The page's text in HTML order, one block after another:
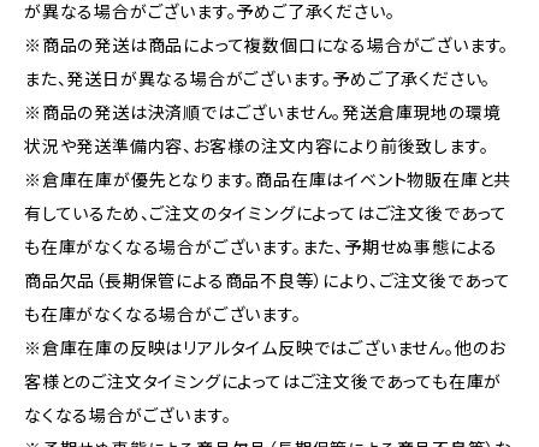
が異なる場合がございます。予めご了承ください。
※商品の発送は商品によって複数個口になる場合がございます。
また、発送日が異なる場合がございます。予めご了承ください。
※商品の発送は決済順ではございません。発送倉庫現地の環境
状況や発送準備内容、お客様の注文内容により前後致します。
※倉庫在庫が優先となります。商品在庫はイベント物販在庫と共
有しているため、ご注文のタイミングによってはご注文後であって
も在庫がなくなる場合がございます。また、予期せぬ事態による
商品欠品（長期保管による商品不良等）により、ご注文後であって
も在庫がなくなる場合がございます。
※倉庫在庫の反映はリアルタイム反映ではございません。他のお
客様とのご注文タイミングによってはご注文後であっても在庫が
なくなる場合がございます。